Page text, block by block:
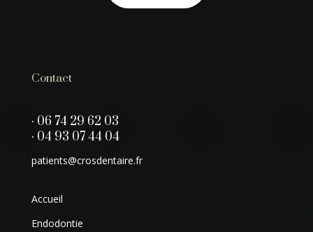
Contact
· 06 74 29 62 03
· 04 93 07 44 04
patients@crosdentaire.fr
Accueil
Endodontie